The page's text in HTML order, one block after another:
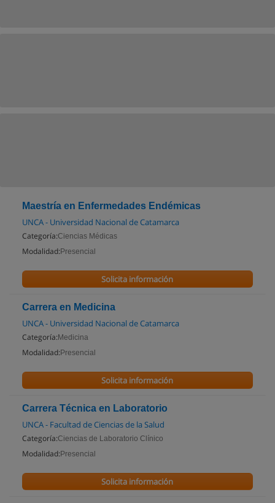
Maestría en Enfermedades Endémicas
UNCA - Universidad Nacional de Catamarca
Categoría:Ciencias Médicas
Modalidad: Presencial
Solicita información
Carrera en Medicina
UNCA - Universidad Nacional de Catamarca
Categoría: Medicina
Modalidad: Presencial
Solicita información
Carrera Técnica en Laboratorio
UNCA - Facultad de Ciencias de la Salud
Categoría:Ciencias de Laboratorio Clínico
Modalidad: Presencial
Solicita información